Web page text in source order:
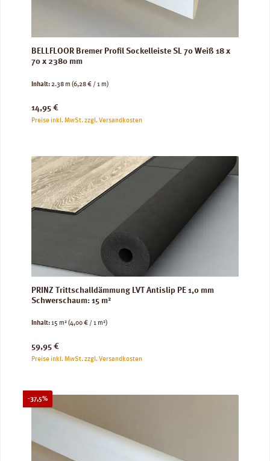
BELLFLOOR Bremer Profil Sockelleiste SL 70 Weiß 18 x
70 x 2380 mm
Inhalt:2.38 m (6,28 € / 1 m)
Regulärer Preis:
14,95 €
Preise inkl. MwSt. zzgl. Versandkosten
PRINZ Trittschalldämmung LVT Antislip PE 1,0 mm
Schwerschaum: 15 m²
Inhalt:15 m²(4,00 € / 1 m²)
Regulärer Preis:
59,95 €
Preise inkl. MwSt. zzgl. Versandkosten
-37,5%Rabatt